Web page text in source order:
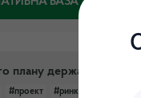
плану державного
#проект #ринковий